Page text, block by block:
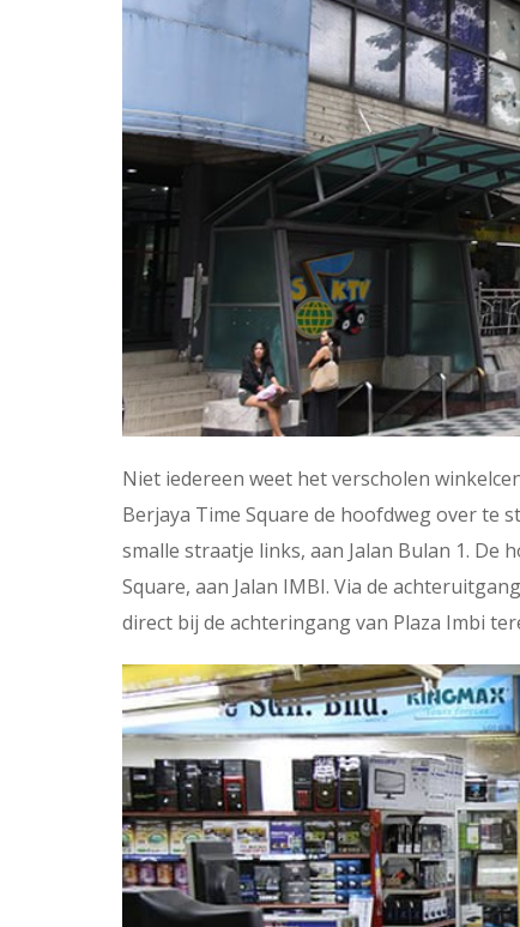
Niet iedereen weet het verscholen
Berjaya Time Square de hoofdweg over te
smalle straatje links, aan Jalan Bulan 1.
Square, aan Jalan IMBI. Via de
direct bij de achteringang van Plaza Imbi